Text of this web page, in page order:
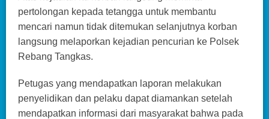
pertolongan kepada tetangga untuk membantu
mencari namun tidak ditemukan selanjutnya korban
langsung melaporkan kejadian pencurian ke Polsek
Rebang Tangkas.
Petugas yang mendapatkan laporan melakukan
penyelidikan dan pelaku dapat diamankan setelah
mendapatkan informasi dari masyarakat bahwa pada